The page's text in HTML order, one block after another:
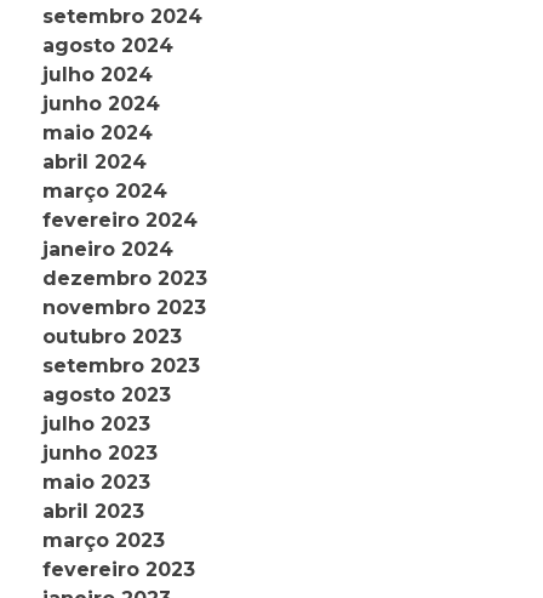
setembro 2024
agosto 2024
julho 2024
junho 2024
maio 2024
abril 2024
março 2024
fevereiro 2024
janeiro 2024
dezembro 2023
novembro 2023
outubro 2023
setembro 2023
agosto 2023
julho 2023
junho 2023
maio 2023
abril 2023
março 2023
fevereiro 2023